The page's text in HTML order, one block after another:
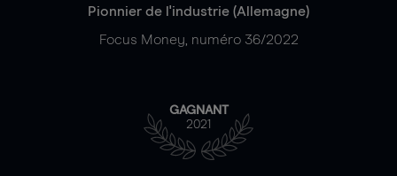
Pionnier de l'industrie (Allemagne)
Focus Money, numéro 36/2022
GAGNANT
2021